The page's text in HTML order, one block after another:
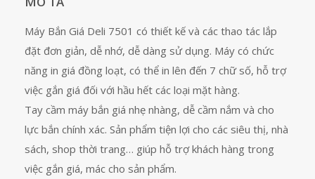
Máy Bắn Giá Deli 7501 có thiết kế và các thao tác lắp
đặt đơn giản, dễ nhớ, dễ dàng sử dụng. Máy có chức
năng in giá đồng loạt, có thể in lên đến 7 chữ số, hỗ trợ
việc gắn giá đối với hầu hết các loại mặt hàng.
Tay cầm máy bắn giá nhẹ nhàng, dễ cầm nắm và cho
lực bắn chính xác. Sản phẩm tiện lợi cho các siêu thị, nhà
sách, shop thời trang… giúp hỗ trợ khách hàng trong
việc gắn giá, mác cho sản phẩm.